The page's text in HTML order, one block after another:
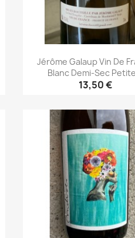
Jérôme Galaup Vin De
Blanc Demi-Sec
13,50 €
Aperçu